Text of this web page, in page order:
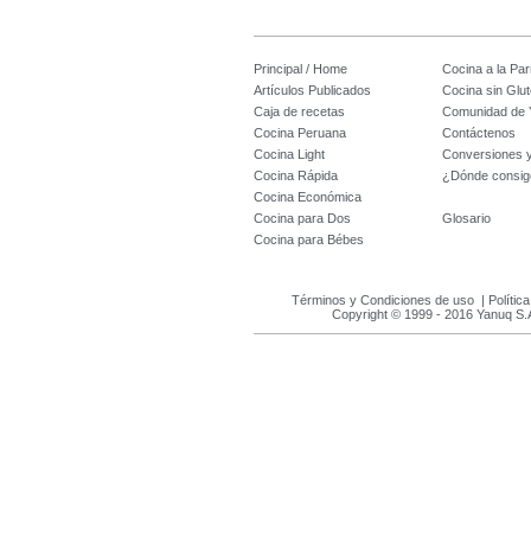
Principal / Home
Cocina a la
Artículos Publicados
Cocina sin
Caja de recetas
Comunidad de
Cocina Peruana
Contáctenos
Cocina Light
Conversiones
Cocina Rápida
¿Dónde
Cocina Económica
Cocina para Dos
Glosario
Cocina para Bébes
Términos y Condiciones de uso |
Copyright © 1999 - 2016 Yanuq